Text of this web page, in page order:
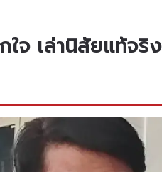
จ เล่านิสัยแท้จริ